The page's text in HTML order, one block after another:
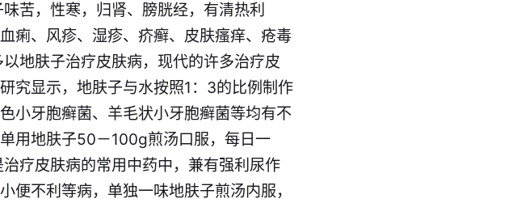
苦，性寒，归肾、膀胱经，有清热利
痢、风疹、湿疹、疥癣、皮肤瘙痒、疮毒
地肤子治疗皮肤病，现代的许多治疗皮
究显示，地肤子与水按照1：3的比例制作
小牙胞癣菌、羊毛状小牙胞癣菌等均有不
用地肤子50－100g煎汤口服，每日一
疗皮肤病的常用中药中，兼有强利尿作
便不利等病，单独一味地肤子煎汤内服，